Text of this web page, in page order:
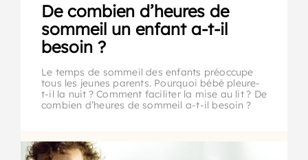
De combien d’heures de
sommeil un enfant a-t-il
besoin ?
Le temps de sommeil des enfants préoccupe
tous les jeunes parents. Pourquoi bébé pleure-
t-il la nuit ? Comment faciliter la mise au lit ? De
combien d’heures de sommeil a-t-il besoin ?